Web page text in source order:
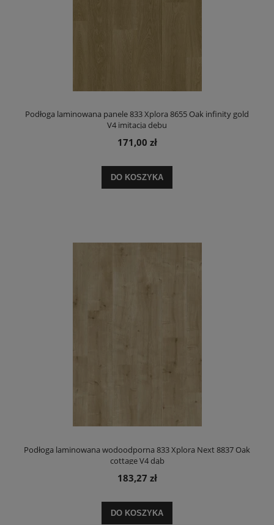
Podłoga laminowana panele 833 Xplora 8655 Oak infinity gold
V4 imitacja dębu
171,00 zł
DO KOSZYKA
Podłoga laminowana wodoodporna 833 Xplora Next 8837 Oak
cottage V4 dąb
183,27 zł
DO KOSZYKA